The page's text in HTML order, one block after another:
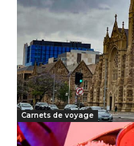
Carnets de voyage